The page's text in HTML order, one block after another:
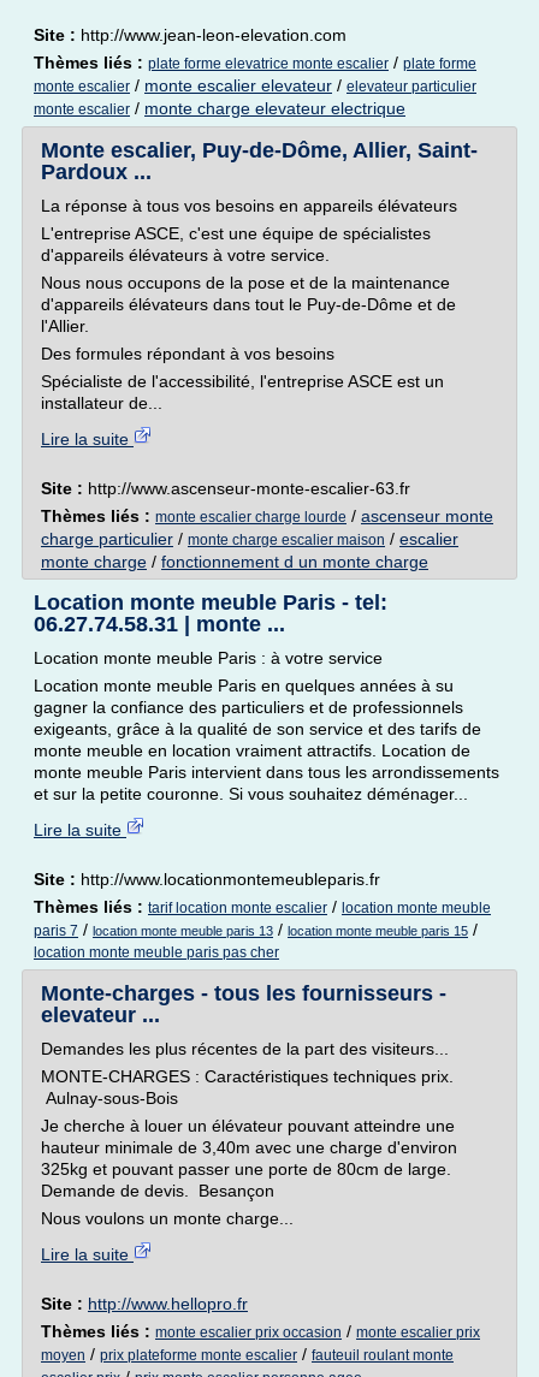
Site : http://www.jean-leon-elevation.com
Thèmes liés : plate forme elevatrice monte escalier / plate forme
monte escalier / monte escalier elevateur / elevateur particulier
monte escalier / monte charge elevateur electrique
Monte escalier, Puy-de-Dôme, Allier, Saint-
Pardoux ...
La réponse à tous vos besoins en appareils élévateurs
L'entreprise ASCE, c'est une équipe de spécialistes
d'appareils élévateurs à votre service.
Nous nous occupons de la pose et de la maintenance
d'appareils élévateurs dans tout le Puy-de-Dôme et de
l'Allier.
Des formules répondant à vos besoins
Spécialiste de l'accessibilité, l'entreprise ASCE est un
installateur de...
Lire la suite
Site : http://www.ascenseur-monte-escalier-63.fr
Thèmes liés : monte escalier charge lourde / ascenseur monte
charge particulier / monte charge escalier maison / escalier
monte charge / fonctionnement d un monte charge
Location monte meuble Paris - tel:
06.27.74.58.31 | monte ...
Location monte meuble Paris : à votre service
Location monte meuble Paris en quelques années à su
gagner la confiance des particuliers et de professionnels
exigeants, grâce à la qualité de son service et des tarifs de
monte meuble en location vraiment attractifs. Location de
monte meuble Paris intervient dans tous les arrondissements
et sur la petite couronne. Si vous souhaitez déménager...
Lire la suite
Site : http://www.locationmontemeubleparis.fr
Thèmes liés : tarif location monte escalier / location monte meuble
paris 7 / location monte meuble paris 13 / location monte meuble paris 15 /
location monte meuble paris pas cher
Monte-charges - tous les fournisseurs -
elevateur ...
Demandes les plus récentes de la part des visiteurs...
MONTE-CHARGES : Caractéristiques techniques prix.
Aulnay-sous-Bois
Je cherche à louer un élévateur pouvant atteindre une
hauteur minimale de 3,40m avec une charge d'environ
325kg et pouvant passer une porte de 80cm de large.
Demande de devis. Besançon
Nous voulons un monte charge...
Lire la suite
Site : http://www.hellopro.fr
Thèmes liés : monte escalier prix occasion / monte escalier prix
moyen / prix plateforme monte escalier / fauteuil roulant monte